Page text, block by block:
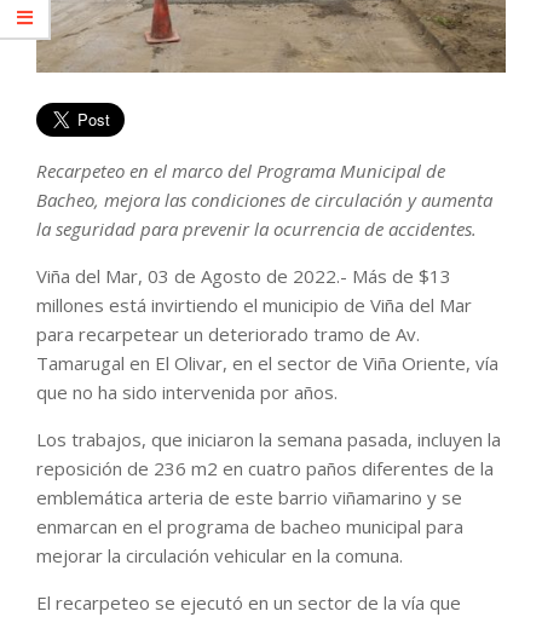
Recarpeteo en el marco del Programa Municipal de
Bacheo, mejora las condiciones de circulación y aumenta
la seguridad para prevenir la ocurrencia de accidentes.
Viña del Mar, 03 de Agosto de 2022.- Más de $13
millones está invirtiendo el municipio de Viña del Mar
para recarpetear un deteriorado tramo de Av.
Tamarugal en El Olivar, en el sector de Viña Oriente, vía
que no ha sido intervenida por años.
Los trabajos, que iniciaron la semana pasada, incluyen la
reposición de 236 m2 en cuatro paños diferentes de la
emblemática arteria de este barrio viñamarino y se
enmarcan en el programa de bacheo municipal para
mejorar la circulación vehicular en la comuna.
El recarpeteo se ejecutó en un sector de la vía que